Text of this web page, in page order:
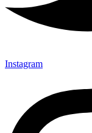
Instagram